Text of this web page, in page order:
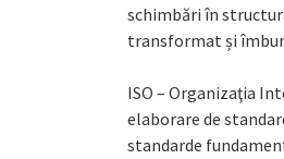
schimbări în
transformat și
ISO – Organizaţia
elaborare de
standarde